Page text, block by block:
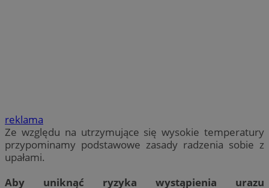
reklama
Ze względu na utrzymujące się wysokie temperatury
przypominamy podstawowe zasady radzenia sobie z
upałami.
Aby uniknąć ryzyka wystąpienia urazu